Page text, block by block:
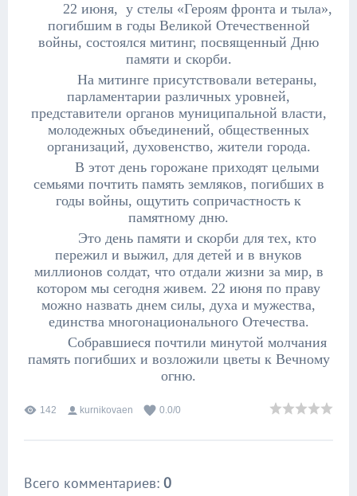
22 июня, у стелы «Героям фронта и тыла»,
погибшим в годы Великой Отечественной
войны, состоялся митинг, посвященный Дню
памяти и скорби.
На митинге присутствовали ветераны,
парламентарии различных уровней,
представители органов муниципальной власти,
молодежных объединений, общественных
организаций, духовенство, жители города.
В этот день горожане приходят целыми
семьями почтить память земляков, погибших в
годы войны, ощутить сопричастность к
памятному дню.
Это день памяти и скорби для тех, кто
пережил и выжил, для детей и в внуков
миллионов солдат, что отдали жизни за мир, в
котором мы сегодня живем. 22 июня по праву
можно назвать днем силы, духа и мужества,
единства многонационального Отечества.
Собравшиеся почтили минутой молчания
память погибших и возложили цветы к Вечному
огню.
142 kurnikovaen 0.0/0
Всего комментариев: 0